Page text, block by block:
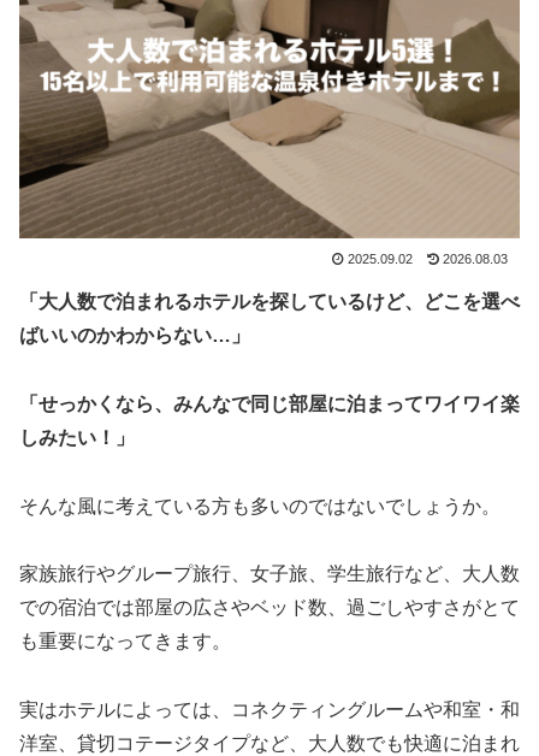
2025.09.02 2026.08.03
「大人数で泊まれるホテルを探しているけど、どこを選べ
ばいいのかわからない…」
「せっかくなら、みんなで同じ部屋に泊まってワイワイ楽
しみたい！」
そんな風に考えている方も多いのではないでしょうか。
家族旅行やグループ旅行、女子旅、学生旅行など、大人数
での宿泊では部屋の広さやベッド数、過ごしやすさがとて
も重要になってきます。
実はホテルによっては、コネクティングルームや和室・和
洋室、貸切コテージタイプなど、大人数でも快適に泊まれ